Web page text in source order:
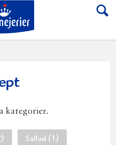
Till Norrmejerier
kategorier.
Sallad (1)